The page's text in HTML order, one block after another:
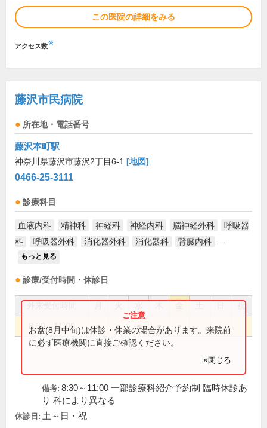
この医院の詳細をみる
アクセス数※
藤沢市民病院
所在地・電話番号
藤沢本町駅
神奈川県藤沢市藤沢2丁目6-1 [地図]
0466-25-3111
診療科目
血液内科 精神科 神経科 神経内科 脳神経外科
呼吸器
科
呼吸器外科 消化器外科 消化器科 腎臓内科
もっと見る
診療/受付時間・休診日
祝
8:30～11:00 ● ● ● ● ●
お盆(8月中旬)は休診・休業の場合があります。来院前
に必ず医療機関に直接ご確認ください。
×閉じる
備考: 8:30～11:00 一部診療科紹介予約制 臨時休診あ
り 科により異なる
休診日: 土～日・祝